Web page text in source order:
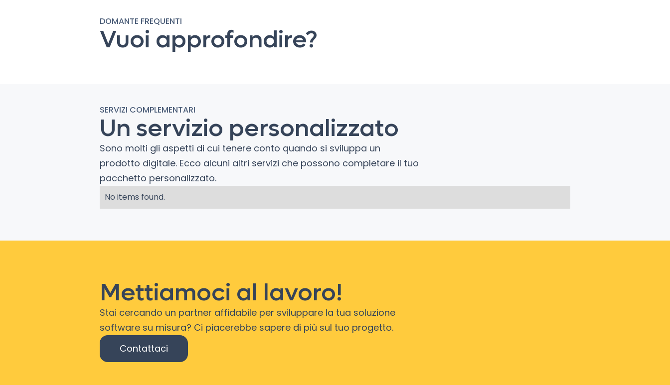
DOMANTE FREQUENTI
Vuoi approfondire?
SERVIZI COMPLEMENTARI
Un servizio personalizzato
Sono molti gli aspetti di cui tenere conto quando si sviluppa un
prodotto digitale. Ecco alcuni altri servizi che possono completare il tuo
pacchetto personalizzato.
No items found.
Mettiamoci al lavoro!
Stai cercando un partner affidabile per sviluppare la tua soluzione
software su misura? Ci piacerebbe sapere di più sul tuo progetto.
Contattaci